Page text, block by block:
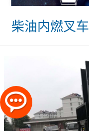
柴油内燃叉车